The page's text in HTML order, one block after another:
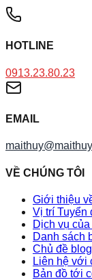
HOTLINE
0913.23.80.23
EMAIL
VỀ CHÚNG TÔI
Giới thiệu
Vị trí Tuyển
Dịch vụ
Danh sách
Chủ đề blog
Liên hệ với
Bản đồ tới